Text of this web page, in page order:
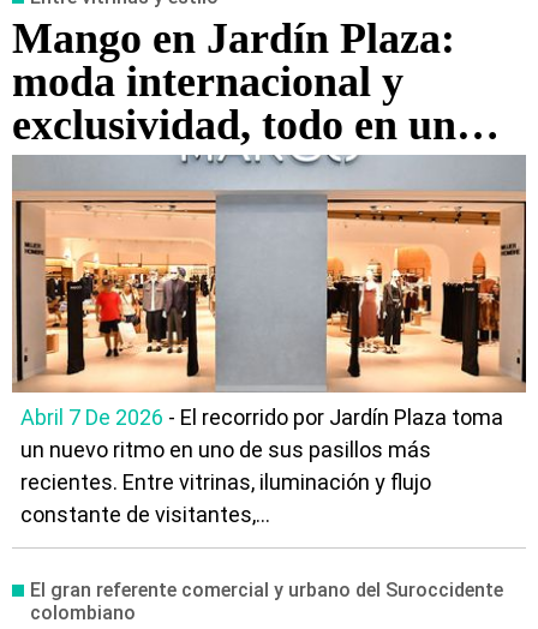
Mango en Jardín Plaza:
moda internacional y
exclusividad, todo en un
mismo espacio
Abril 7 De 2026 - El recorrido por Jardín Plaza toma
un nuevo ritmo en uno de sus pasillos más
recientes. Entre vitrinas, iluminación y flujo
constante de visitantes,...
El gran referente comercial y urbano del Suroccidente
colombiano